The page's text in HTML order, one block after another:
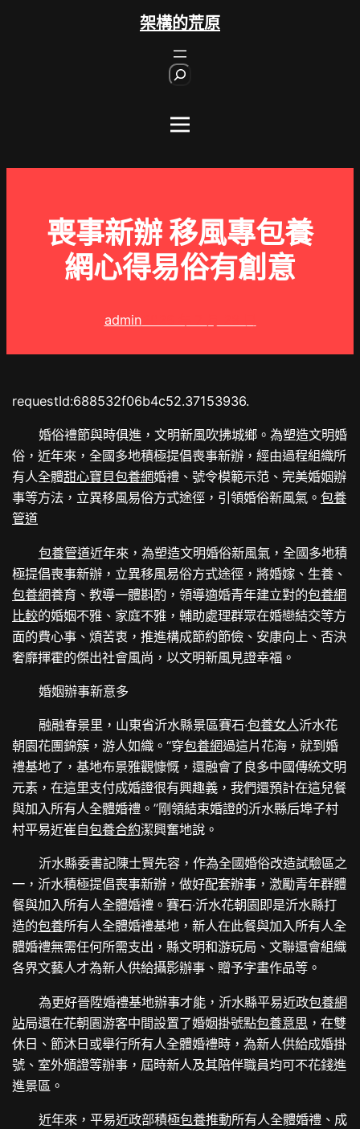
架構的荒原
喪事新辦 移風專包養
網心得易俗有創意
admin
requestId:688532f06b4c52.37153936.
婚俗禮節與時俱進，文明新風吹拂城鄉。為塑造文明婚
俗，近年來，全國多地積極提倡喪事新辦，經由過程組織所
有人全體甜心寶貝包養網婚禮、號令模範示范、完美婚姻辦
事等方法，立異移風易俗方式途徑，引領婚俗新風氣。包養
管道
包養管道近年來，為塑造文明婚俗新風氣，全國多地積
極提倡喪事新辦，立異移風易俗方式途徑，將婚嫁、生養、
包養網養育、教導一體斟酌，領導適婚青年建立對的包養網
比較的婚姻不雅、家庭不雅，輔助處理群眾在婚戀結交等方
面的費心事、煩苦衷，推進構成節約節儉、安康向上、否決
奢靡揮霍的傑出社會風尚，以文明新風見證幸福。
婚姻辦事新意多
融融春景里，山東省沂水縣景區賽石·包養女人沂水花
朝園花團錦簇，游人如織。“穿包養網過這片花海，就到婚
禮基地了，基地布景雅觀慷慨，還融會了良多中國傳統文明
元素，在這里支付成婚證很有興趣義，我們還預計在這兒餐
與加入所有人全體婚禮。”剛領結束婚證的沂水縣后埠子村
村平易近崔自包養合約潔興奮地說。
沂水縣委書記陳士賢先容，作為全國婚俗改造試驗區之
一，沂水積極提倡喪事新辦，做好配套辦事，激勵青年群體
餐與加入所有人全體婚禮。賽石·沂水花朝園即是沂水縣打
造的包養所有人全體婚禮基地，新人在此餐與加入所有人全
體婚禮無需任何所需支出，縣文明和游玩局、文聯還會組織
各界文藝人才為新人供給攝影辦事、贈予字畫作品等。
為更好晉陞婚禮基地辦事才能，沂水縣平易近政包養網
站局還在花朝園游客中間設置了婚姻掛號點包養意思 ，在雙
休日、節沐日或舉行所有人全體婚禮時，為新人供給成婚掛
號、室外頒證等辦事，屆時新人及其陪伴職員均可不花錢進
進景區。
近年來，平易近政部積極包養推動所有人全體婚禮、成